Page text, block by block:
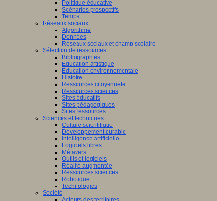
Politique éducative
Scénarios prospectifs
Temps
Réseaux sociaux
Algorithme
Données
Réseaux sociaux et champ scolaire
Sélection de ressources
Bibliographies
Education artistique
Education environnementale
Histoire
Ressources citoyenneté
Ressources sciences
Sites éducatifs
Sites pédagogiques
Sites ressources
Sciences et techniques
Culture scientifique
Développement durable
Intelligence artificielle
Logiciels libres
Métavers
Outils et logiciels
Réalité augmentée
Ressources sciences
Robotique
Technologies
Société
Acteurs des territoires